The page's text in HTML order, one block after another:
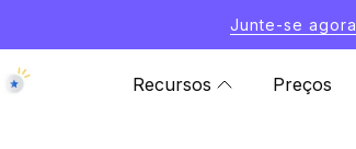
Junte-se agora
Recursos Preços